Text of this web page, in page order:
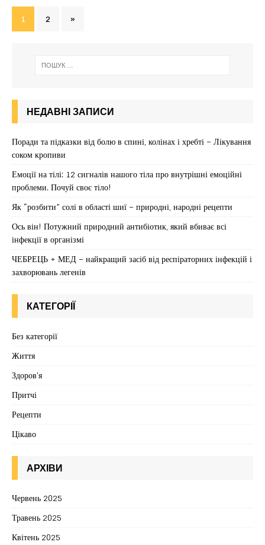
1 2 »
НЕДАВНІ ЗАПИСИ
Поради та підказки від болю в спині, колінах і хребті – Лікування
соком кропиви
Емоції на тілі: 12 сигналів нашого тіла про внутрішні емоційні
проблеми. Почуй своє тіло!
Як “розбити” солі в області шиї – природні, народні рецепти
Ось він! Потужний природний антибіотик, який вбиває всі
інфекції в організмі
ЧЕБРЕЦЬ + МЕД – найкращий засіб від респіраторних інфекцій і
захворювань легенів
КАТЕГОРІЇ
Без категорії
Життя
Здоров'я
Притчі
Рецепти
Цікаво
АРХІВИ
Червень 2025
Травень 2025
Квітень 2025